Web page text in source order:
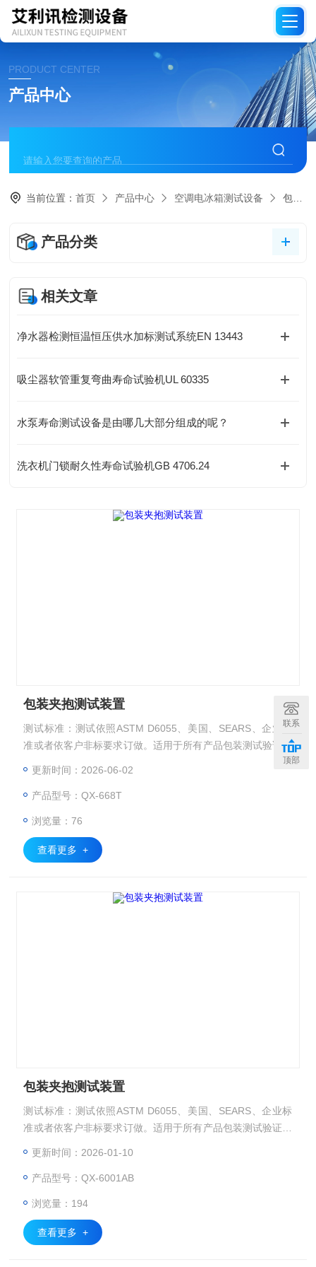
PRODUCT CENTER
产品中心
当前位置：首页 产品中心 空调电冰箱测试设备 包装夹抱测试
产品分类
相关文章
净水器检测恒温恒压供水加标测试系统EN 13443
吸尘器软管重复弯曲寿命试验机UL 60335
水泵寿命测试设备是由哪几大部分组成的呢？
洗衣机门锁耐久性寿命试验机GB 4706.24
包装夹抱测试装置
测试标准：测试依照ASTM D6055、美国、SEARS、企业标
准或者依客户非标要求订做。适用于所有产品包装测试验证。
主要测试在运输存储的过程中产品包装受到水平压力时的变形
更新时间：2026-06-02
产品型号：QX-668T
浏览量：76
查看更多 +
包装夹抱测试装置
测试标准：测试依照ASTM D6055、美国、SEARS、企业标
准或者依客户非标要求订做。适用于所有产品包装测试验证。
更新时间：2026-01-10
产品型号：QX-6001AB
浏览量：194
查看更多 +
联系
顶部